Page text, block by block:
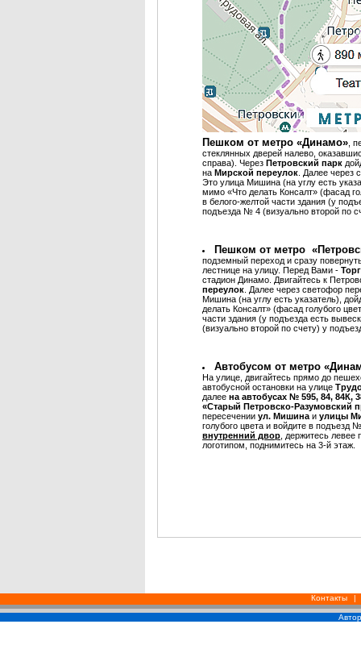
Пешком от метро «Динамо» ,
стеклянных дверей налево,
справа). Через Петровский парк
на Мирской переулок . Далее через
Это улица Мишина (на углу есть
мимо «Что делать Консалт» (фасад
в белого-желтой части здания (у
подъезда № 4 (визуально второй по
Пешком от метро
подземный переход и сразу
лестнице на улицу. Перед Вами -
стадион Динамо. Двигайтесь к
переулок . Далее через светофор
Мишина (на углу есть указатель),
делать Консалт» (фасад голубого
части здания (у подъезда есть
(визуально второй по счету) у
Автобусом от метро
На улице, двигайтесь прямо до
автобусной остановки на улице
далее на автобусах № 595, 84, 84К,
«Старый Петровско-Разумовский
пересечении ул. Мишина и улицы
голубого цвета и войдите в подъезд
внутренний двор , держитесь
логотипом, поднимитесь на 3-й этаж.
Контакты |